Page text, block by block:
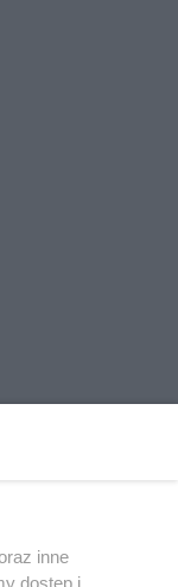
powielany i
inne
dostęp i